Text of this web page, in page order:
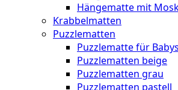
Hängematte mit
Krabbelmatten
Puzzlematten
Puzzlematte für Babys
Puzzlematten beige
Puzzlematten grau
Puzzlematten pastell